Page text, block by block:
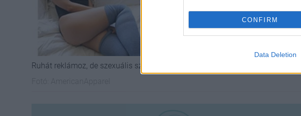
CONFIRM
Data Deletion
Ruhát reklámoz, de szexuális szolgáltatás hirdetését sugallja a hatóság szerint